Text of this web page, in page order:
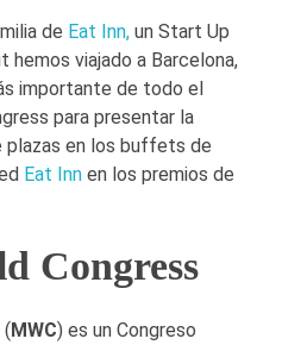
de Eat Inn, un Start Up
viajado a Barcelona,
importante de todo el
para presentar la
plazas en los buffets de
Eat Inn en los premios de
Congress
(MWC) es un Congreso